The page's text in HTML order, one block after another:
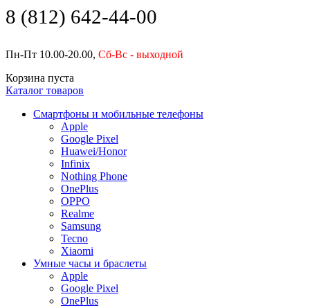
8 (812) 642-44-00
Пн-Пт 10.00-20.00, Сб-Вс - выходной
Корзина пуста
Каталог товаров
Смартфоны и мобильные телефоны
Apple
Google Pixel
Huawei/Honor
Infinix
Nothing Phone
OnePlus
OPPO
Realme
Samsung
Tecno
Xiaomi
Умные часы и браслеты
Apple
Google Pixel
OnePlus